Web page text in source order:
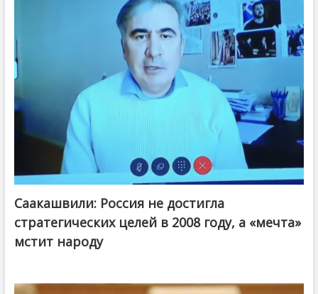
Саакашвили: Россия не достигла
стратегических целей в 2008 году, а «мечта»
мстит народу